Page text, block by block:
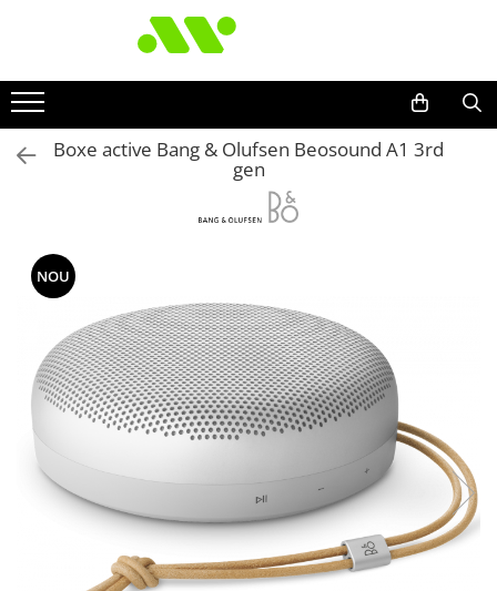
Boxe active Bang & Olufsen Beosound A1 3rd
gen
NOU